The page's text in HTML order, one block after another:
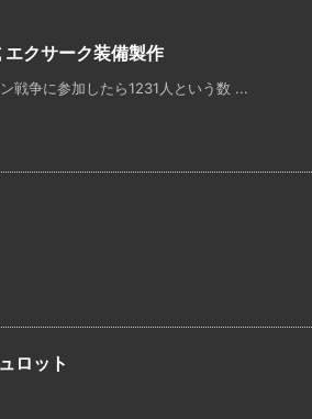
エクサーク装備製作
戦争に参加したら1231人という数 ...
ロット